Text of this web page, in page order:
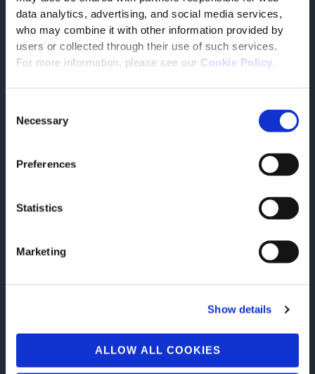
data analytics, advertising, and social media services,
who may combine it with other information provided by
users or collected through their use of such services.
For more information, please see our Cookie Policy.
Selection
Necessary
Preferences
Statistics
Marketing
Show details
ALLOW ALL COOKIES
strategische Partnerschaft für eine
schnellere Digitalisierung der
Lieferkette in der DACH‑Region